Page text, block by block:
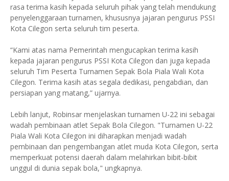
rasa terima kasih kepada seluruh pihak yang telah mendukung
penyelenggaraan turnamen, khususnya jajaran pengurus PSSI
Kota Cilegon serta seluruh tim peserta.
“Kami atas nama Pemerintah mengucapkan terima kasih
kepada jajaran pengurus PSSI Kota Cilegon dan juga kepada
seluruh Tim Peserta Turnamen Sepak Bola Piala Wali Kota
Cilegon. Terima kasih atas segala dedikasi, pengabdian, dan
persiapan yang matang,” ujarnya.
Lebih lanjut, Robinsar menjelaskan turnamen U-22 ini sebagai
wadah pembinaan atlet Sepak Bola Cilegon. "Turnamen U-22
Piala Wali Kota Cilegon ini diharapkan menjadi wadah
pembinaan dan pengembangan atlet muda Kota Cilegon, serta
memperkuat potensi daerah dalam melahirkan bibit-bibit
unggul di dunia sepak bola," ungkapnya.